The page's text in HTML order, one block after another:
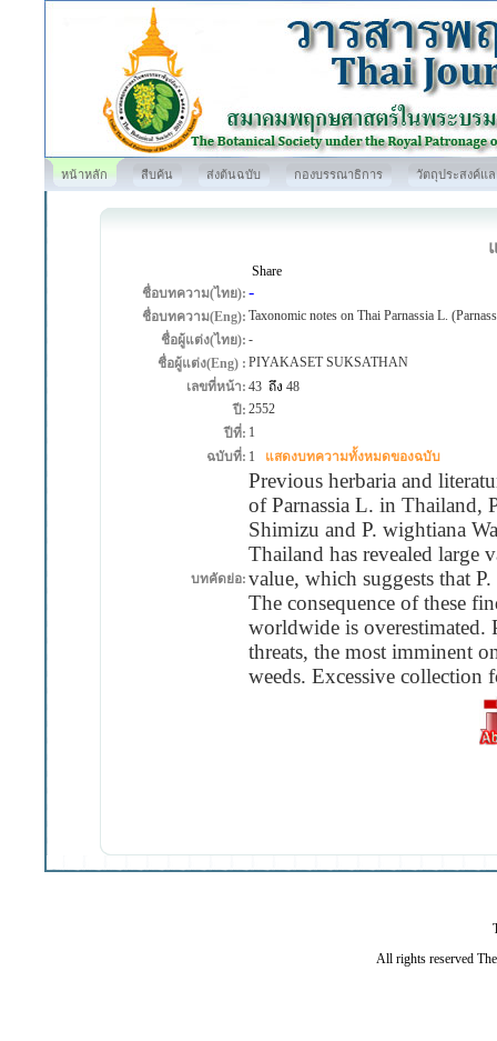
หน้าหลัก สืบค้น ส่งต้นฉบับ กองบรรณาธิการ วัตถุประสงค์แ
Share
ชื่อบทความ(ไทย): -
ชื่อบทความ(Eng): Taxonomic notes on Thai Parnassia L.
ชื่อผู้แต่ง(ไทย): -
ชื่อผู้แต่ง(Eng) : PIYAKASET SUKSATHAN
เลขที่หน้า: 43ถึง 48
ปี: 2552
ปีที่: 1
ฉบับที่: 1 แสดงบทความทั้งหมดของฉบับ
บทคัดย่อ:
Previous herbaria and
of Parnassia L. in Thailand,
Shimizu and P. wightiana
Thailand has revealed large
value, which suggests that
The consequence of these
worldwide is overestimated.
threats, the most imminent
weeds. Excessive collection
All rights reserved